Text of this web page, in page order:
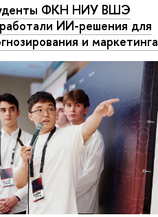
ФКН НИУ ВШЭ
ИИ-решения для
и маркетинга